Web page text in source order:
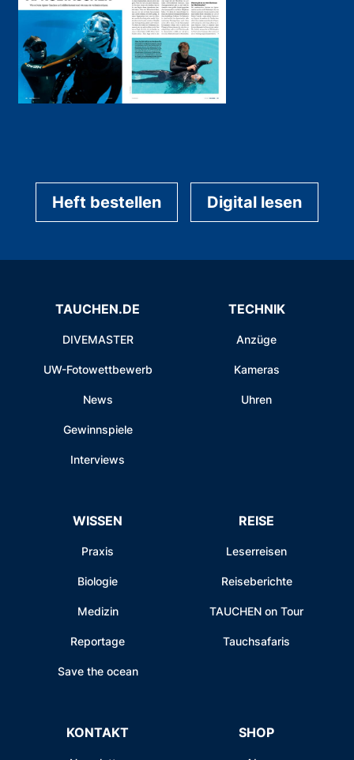
Heft bestellen Digital lesen
TAUCHEN.DE
DIVEMASTER
UW-Fotowettbewerb
News
Gewinnspiele
Interviews
TECHNIK
Anzüge
Kameras
Uhren
WISSEN
Praxis
Biologie
Medizin
Reportage
Save the ocean
REISE
Leserreisen
Reiseberichte
TAUCHEN on Tour
Tauchsafaris
KONTAKT SHOP